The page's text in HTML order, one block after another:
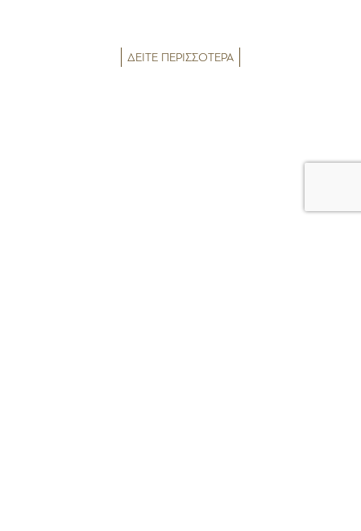
ΔΕΙΤΕ ΠΕΡΙΣΣΟΤΕΡΑ